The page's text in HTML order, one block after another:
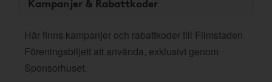
Här finns kampanjer och rabattkoder till Filmstaden
Föreningsbiljett att använda, exklusivt genom
Sponsorhuset.